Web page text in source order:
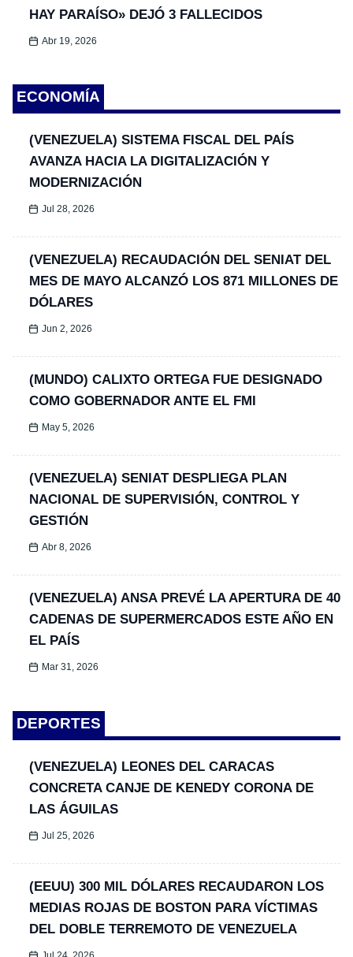
HAY PARAÍSO» DEJÓ 3 FALLECIDOS
Abr 19, 2026
ECONOMÍA
(VENEZUELA) SISTEMA FISCAL DEL PAÍS
AVANZA HACIA LA DIGITALIZACIÓN Y
MODERNIZACIÓN
Jul 28, 2026
(VENEZUELA) RECAUDACIÓN DEL SENIAT DEL
MES DE MAYO ALCANZÓ LOS 871 MILLONES DE
DÓLARES
Jun 2, 2026
(MUNDO) CALIXTO ORTEGA FUE DESIGNADO
COMO GOBERNADOR ANTE EL FMI
May 5, 2026
(VENEZUELA) SENIAT DESPLIEGA PLAN
NACIONAL DE SUPERVISIÓN, CONTROL Y
GESTIÓN
Abr 8, 2026
(VENEZUELA) ANSA PREVÉ LA APERTURA DE 40
CADENAS DE SUPERMERCADOS ESTE AÑO EN
EL PAÍS
Mar 31, 2026
DEPORTES
(VENEZUELA) LEONES DEL CARACAS
CONCRETA CANJE DE KENEDY CORONA DE
LAS ÁGUILAS
Jul 25, 2026
(EEUU) 300 MIL DÓLARES RECAUDARON LOS
MEDIAS ROJAS DE BOSTON PARA VÍCTIMAS
DEL DOBLE TERREMOTO DE VENEZUELA